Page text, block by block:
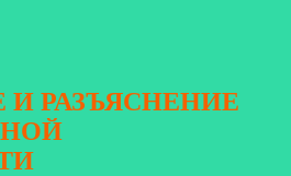
РАЗЪЯСНЕНИЕ